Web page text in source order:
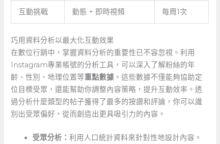
互動挑戰 動態 + 即時視頻 每周1次
巧用資料分析以最大化互動效果
在數位行銷中，掌握資料分析的重要性已不容忽視。利用
Instagram專業帳號的分析工具，可以深入了解粉絲的年
齡、性別、地理位置等重點數據 。這些數據不僅能夠協助定
位目標受眾，還能幫助你調整內容策略，提升互動效率。透
過分析什麼類型的帖子獲得了最多的按讚和評論，你可以識
別出受眾偏好，從而創造出更具吸引力的內容。
受眾分析：利用人口統計資料來針對性地設計內容。